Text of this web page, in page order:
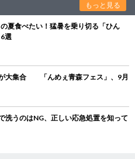
もっと見る
の夏食べたい！猛暑を乗り切る「ひん
選
大集合 「んめぇ青森フェス」、9月
うのはNG、正しい応急処置を知って